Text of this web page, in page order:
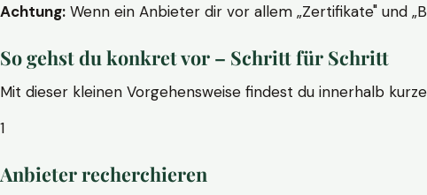
Achtung: Wenn ein Anbieter dir vor allem „Zertifikate" und
So gehst du konkret vor – Schritt für Schritt
Mit dieser kleinen Vorgehensweise findest du innerhalb
1
Anbieter recherchieren